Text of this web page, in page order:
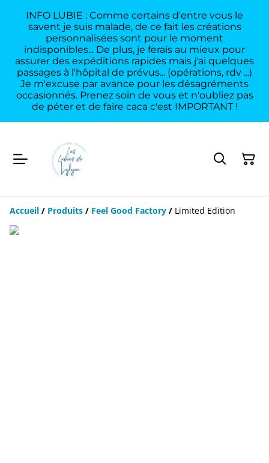
INFO LUBIE : Comme certains d'entre vous le
savent je suis malade, de ce fait les créations
personnalisées sont pour le moment
indisponibles... De plus, je ferais au mieux pour
assurer des expéditions rapides mais j'ai quelques
passages à l'hôpital de prévus... (opérations, rdv ...)
Je m'excuse par avance pour les désagréments
occasionnés. Prenez soin de vous et n'oubliez pas
de péter et de faire caca c'est IMPORTANT !
Accueil / Produits / Feel Good Factory / Limited Edition